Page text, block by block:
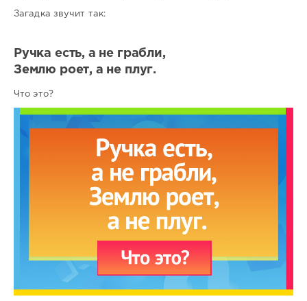
Загадка звучит так:
Ручка есть, а не грабли,
Землю роет, а не плуг.
Что это?